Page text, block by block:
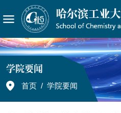
学院要闻
首页 / 学院要闻